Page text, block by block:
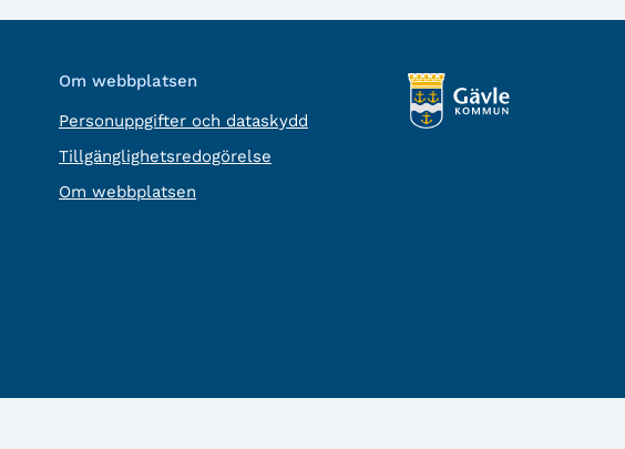
Om webbplatsen
Personuppgifter och dataskydd
Tillgänglighetsredogörelse
Om webbplatsen